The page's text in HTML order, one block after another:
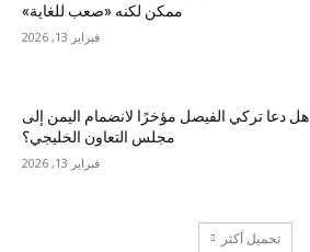
ممكن لكنه «صعب للغاية»
فبراير 13, 2026
هل دعا تركي الفيصل مؤخرًا لانضمام اليمن إلى
مجلس التعاون الخليجي؟
فبراير 13, 2026
تحميل أكثر